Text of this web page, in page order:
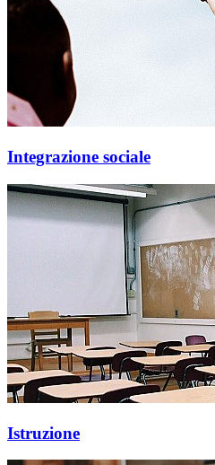
Integrazione sociale
Istruzione